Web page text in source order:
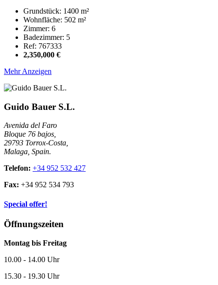
Grundstück: 1400 m²
Wohnfläche: 502 m²
Zimmer: 6
Badezimmer: 5
Ref: 767333
2,350,000 €
Mehr Anzeigen
Guido Bauer S.L.
Avenida del Faro
Bloque 76 bajos,
29793 Torrox-Costa,
Malaga, Spain.
Telefon: +34 952 532 427
Fax: +34 952 534 793
Special offer!
Öffnungszeiten
Montag bis Freitag
10.00 - 14.00 Uhr
15.30 - 19.30 Uhr